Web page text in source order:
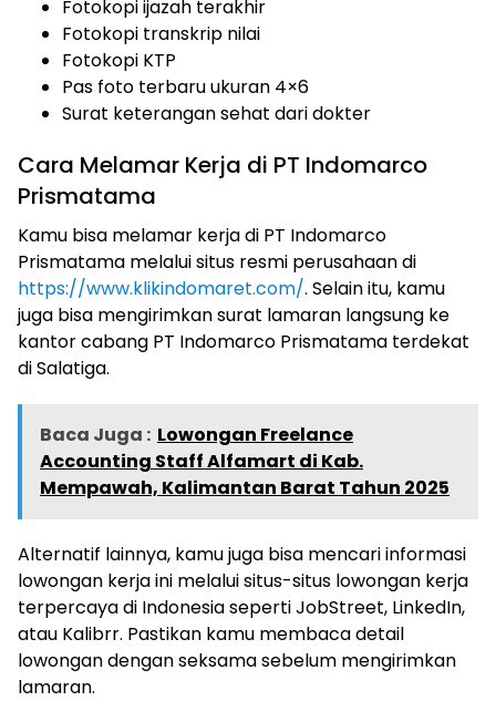
Fotokopi ijazah terakhir
Fotokopi transkrip nilai
Fotokopi KTP
Pas foto terbaru ukuran 4×6
Surat keterangan sehat dari dokter
Cara Melamar Kerja di PT Indomarco
Prismatama
Kamu bisa melamar kerja di PT Indomarco
Prismatama melalui situs resmi perusahaan di
https://www.klikindomaret.com/. Selain itu, kamu
juga bisa mengirimkan surat lamaran langsung ke
kantor cabang PT Indomarco Prismatama terdekat
di Salatiga.
Baca Juga : Lowongan Freelance
Accounting Staff Alfamart di Kab.
Mempawah, Kalimantan Barat Tahun 2025
Alternatif lainnya, kamu juga bisa mencari informasi
lowongan kerja ini melalui situs-situs lowongan kerja
terpercaya di Indonesia seperti JobStreet, LinkedIn,
atau Kalibrr. Pastikan kamu membaca detail
lowongan dengan seksama sebelum mengirimkan
lamaran.